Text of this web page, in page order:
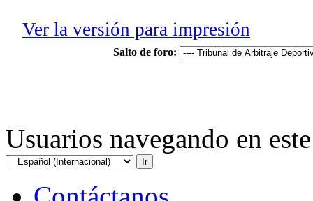
Ver la versión para impresión
Salto de foro:
Usuarios navegando en